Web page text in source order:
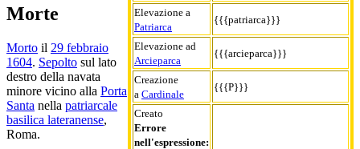
Elevazione a
Patriarca
{{{patriarca}}}
Elevazione ad
Arcieparca
{{{arcieparca}}}
Creazione
a Cardinale
{{{P}}}
Creato
Errore
nell'espressione:
Morte
Morto il 29 febbraio
1604. Sepolto sul lato
destro della navata
minore vicino alla Porta
Santa nella patriarcale
basilica lateranense,
Roma.